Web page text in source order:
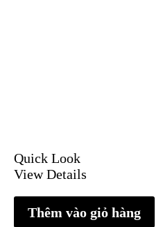
Quick Look
View Details
Thêm vào giỏ hàng